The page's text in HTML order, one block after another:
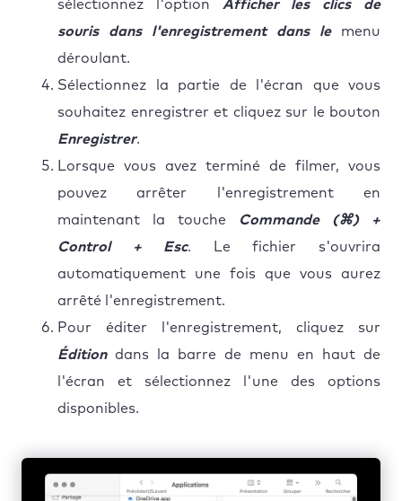
sélectionnez l'option Afficher les clics de
souris dans l'enregistrement dans lemenu
déroulant.
Sélectionnez la partie de l'écran que vous
souhaitez enregistrer et cliquez sur le bouton
Enregistrer.
Lorsque vous avez terminé de filmer, vous
pouvez arrêter l'enregistrement en
maintenant la touche
Commande (⌘) +
Control + Esc. Le fichier s'ouvrira
automatiquement une fois que vous aurez
arrêté l'enregistrement.
Pour éditer l'enregistrement, cliquez sur
Éditiondans la barre de menu en haut de
l'écran et sélectionnez l'une des options
disponibles.